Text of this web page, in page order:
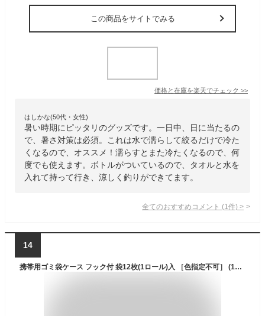
この商品をサイトでみる
価格と在庫を楽天でチェック >>
はしかな(50代・女性)
暑い時期にピッタリのグッズです。一日中、日に当たるの
で、暑さ対策は必須。これは水で濡らして絞るだけで冷た
くなるので、オススメ！濡らすとまた冷たくなるので、何
度でも使えます。ボトルがついているので、タオルと水を
入れて持って行き、涼しく釣りができてます。
全てのおすすめコメント (1 件) >
14
携帯用ゴミ袋ケース フック付 袋12枚(1ロール)入 ［色指定不可］ (100円ショップ 100円均一 100均一 100均)の通販はau PAY マーケット - 100円雑貨＆日用品卸－ＢＡＢＡＢＡ｜商品ロットナンバー：568869705